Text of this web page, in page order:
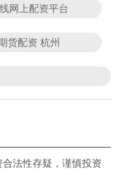
网上配资平台
货配资 杭州
法性存疑，谨慎投资